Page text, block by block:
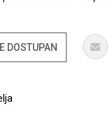
DOSTUPAN